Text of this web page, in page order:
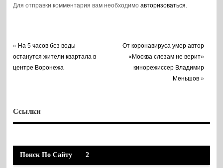
Для отправки комментария вам необходимоавторизоваться.
« На 5 часов без воды
останутся жители квартала в
центре Воронежа
От коронавируса умер автор
«Москва слезам не верит»
кинорежиссер Владимир
Меньшов »
Ссылки
Поиск По Сайту 2